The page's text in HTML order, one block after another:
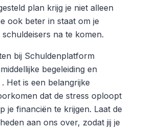
plan krijg je niet alleen
ook beter in staat om je
na te komen.
bij Schuldenplatform
begeleiding en
Het is een belangrijke
dat de stress oploopt
je financiën te krijgen. Laat de
aan ons over, zodat jij je